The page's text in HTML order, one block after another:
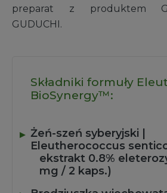
preparat z produktem
GUDUCHI.
Składniki formuły
BioSynergy™:
Żeń-szeń syberyjski |
Eleutherococcus
ekstrakt 0.8%
mg / 2 kaps.)